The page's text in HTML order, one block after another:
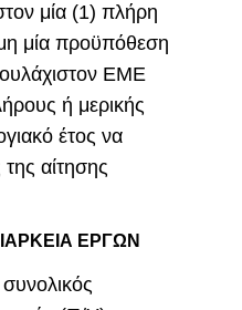
μία (1) πλήρη
μία προϋπόθεση
ΕΜΕ
ή μερικής
έτος να
αίτησης
ΕΡΓΩΝ